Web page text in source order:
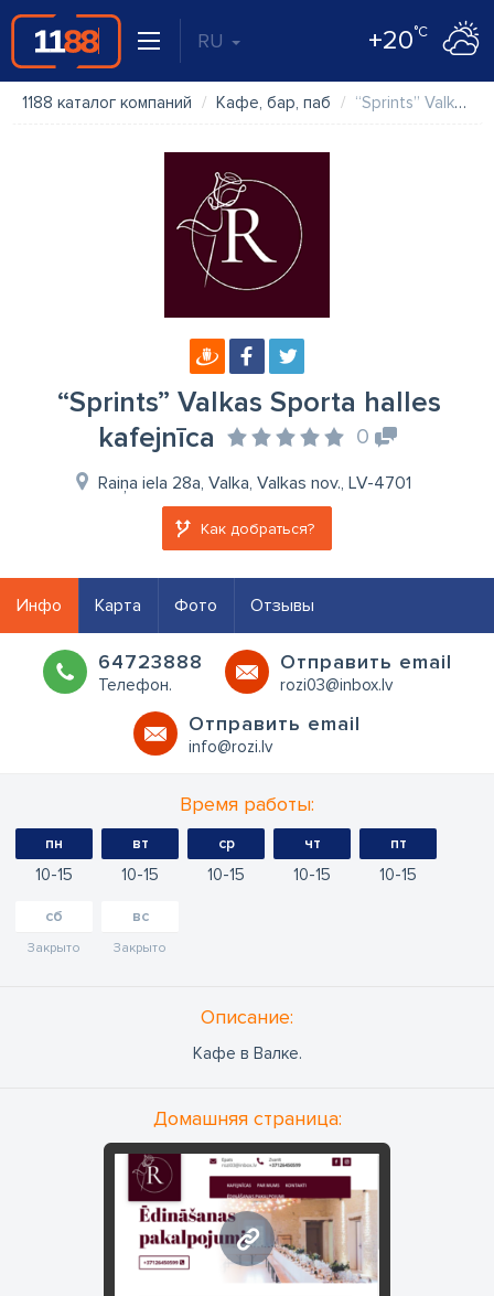
RU +20°C
1188 каталог компаний Кафе, бар, паб “Sprints” Valkas Sporta halles kafejnīca
“Sprints” Valkas Sporta halles
kafejnīca
0
Raiņa iela 28a, Valka, Valkas nov., LV-4701
Как добраться?
Инфо Карта Фото Отзывы
64723888
Телефон.
Oтправить email
rozi03@inbox.lv
Oтправить email
info@rozi.lv
Время работы:
пн
10 15
вт
10 15
ср
10 15
чт
10 15
пт
10 15
сб
Закрыто
вс
Закрыто
Oписание:
Кафе в Валке.
Домашняя страница:
rozi.lv